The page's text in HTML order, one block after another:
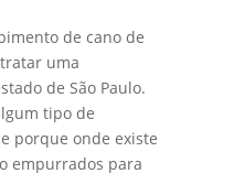
de cano de
uma
de São Paulo.
tipo de
porque onde existe
empurrados para